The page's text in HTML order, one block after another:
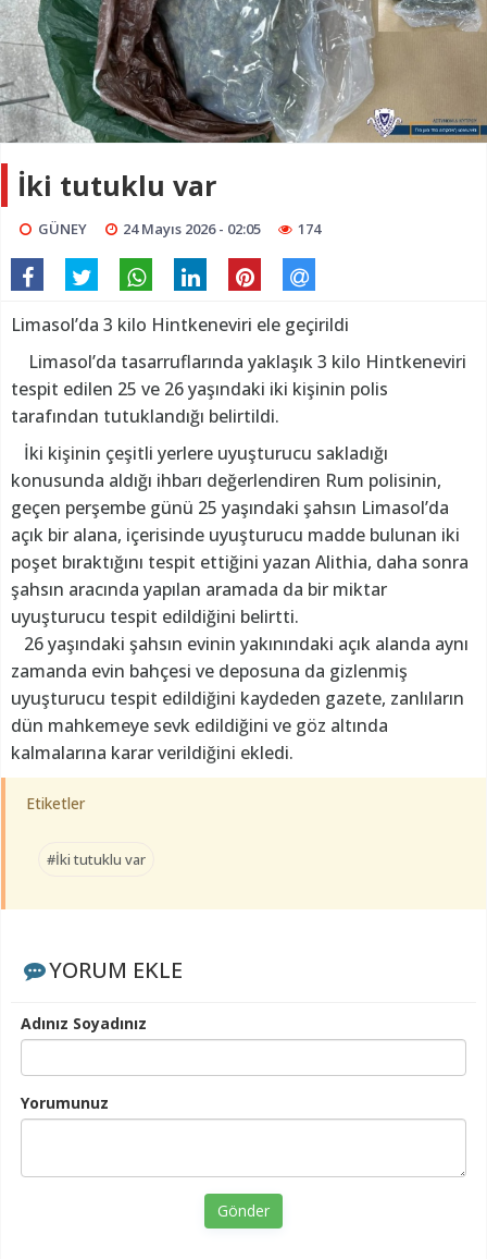
İki tutuklu var
GÜNEY 24 Mayıs 2026 - 02:05 174
Limasol’da 3 kilo Hintkeneviri ele geçirildi
Limasol’da tasarruflarında yaklaşık 3 kilo Hintkeneviri
tespit edilen 25 ve 26 yaşındaki iki kişinin polis
tarafından tutuklandığı belirtildi.
İki kişinin çeşitli yerlere uyuşturucu sakladığı
konusunda aldığı ihbarı değerlendiren Rum polisinin,
geçen perşembe günü 25 yaşındaki şahsın Limasol’da
açık bir alana, içerisinde uyuşturucu madde bulunan iki
poşet bıraktığını tespit ettiğini yazan Alithia, daha sonra
şahsın aracında yapılan aramada da bir miktar
uyuşturucu tespit edildiğini belirtti.
26 yaşındaki şahsın evinin yakınındaki açık alanda aynı
zamanda evin bahçesi ve deposuna da gizlenmiş
uyuşturucu tespit edildiğini kaydeden gazete, zanlıların
dün mahkemeye sevk edildiğini ve göz altında
kalmalarına karar verildiğini ekledi.
Etiketler
#İki tutuklu var
YORUM EKLE
Adınız Soyadınız
Yorumunuz
Gönder